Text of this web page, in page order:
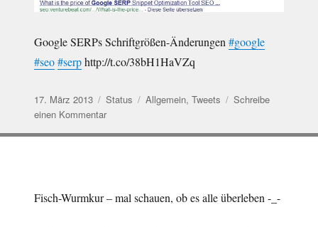
Google SERPs Schriftgrößen-Änderungen#google
#seo#serphttp://t.co/38bH1HaVZq
Veröffentlicht
am
17. März 2013 Format
Status Kategorien
Allgemein, Tweets
Schreibe
einen Kommentarzu
#seo…
Fisch-Wurmkur – mal schauen, ob es alle überleben -_-